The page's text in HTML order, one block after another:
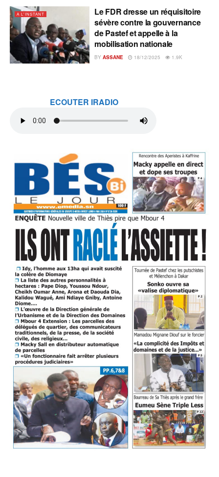
A L'INSTANT
Le FDR dresse un réquisitoire
sévère contre la gouvernance
de Pastef et appelle à la
mobilisation nationale
BY ASSANE 18/12/2025 1.9K
ECOUTER IRADIO